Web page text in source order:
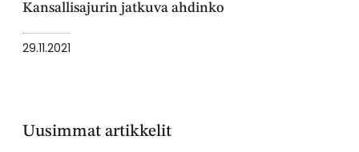
Kansallisajurin jatkuva ahdinko
29.11.2021
Uusimmat artikkelit